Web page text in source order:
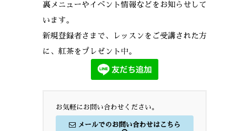
裏メニューやイベント情報などをお知らせして
います。
新規登録者さまで、レッスンをご受講された方
に、紅茶をプレゼント中。
お気軽にお問い合わせください。
メールでのお問い合わせはこちら